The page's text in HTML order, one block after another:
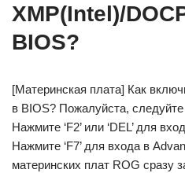
XMP(Intel)/
BIOS?
[Материнская плата] Как
в BIOS? Пожалуйста,
Нажмите ‘F2’ или ‘DEL’ для
Нажмите ‘F7’ для входа в
материнских плат ROG сразу